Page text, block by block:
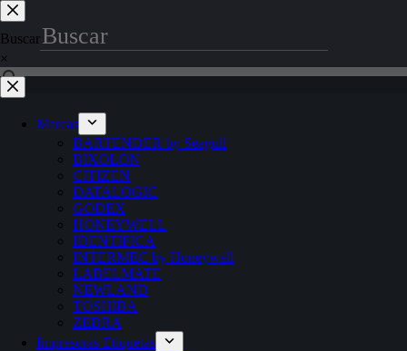
Saltar
al
contenido
Buscar
×
Marcas
BARTENDER by Seagull
BIXOLON
CITIZEN
DATALOGIC
GODEX
HONEYWELL
IDENTIFICA
INTERMEC by Honeywell
LABELMATE
NEWLAND
TOSHIBA
ZEBRA
Impresoras Etiquetas